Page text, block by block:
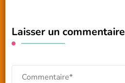
Laisser un commentaire